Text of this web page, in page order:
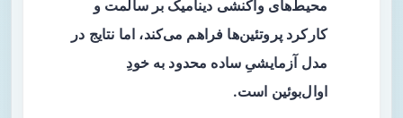
محیط‌های واکنشی دینامیک بر سالمت و
کارکرد پروتئین‌ها فراهم می‌کند، اما نتایج در
مدل آزمایشیِ ساده محدود به خودِ
اوال‌بوئین است.